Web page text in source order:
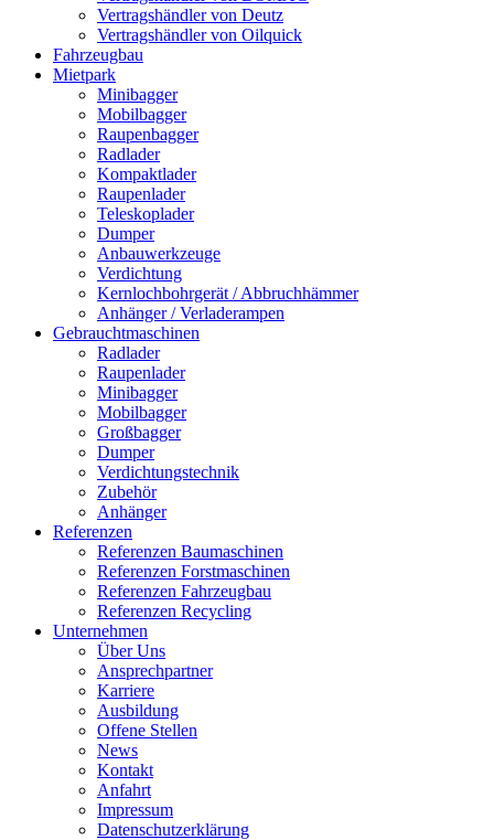
Vertragshändler von Deutz
Vertragshändler von Oilquick
Fahrzeugbau
Mietpark
Minibagger
Mobilbagger
Raupenbagger
Radlader
Kompaktlader
Raupenlader
Teleskoplader
Dumper
Anbauwerkzeuge
Verdichtung
Kernlochbohrgerät / Abbruchhämmer
Anhänger / Verladerampen
Gebrauchtmaschinen
Radlader
Raupenlader
Minibagger
Mobilbagger
Großbagger
Dumper
Verdichtungstechnik
Zubehör
Anhänger
Referenzen
Referenzen Baumaschinen
Referenzen Forstmaschinen
Referenzen Fahrzeugbau
Referenzen Recycling
Unternehmen
Über Uns
Ansprechpartner
Karriere
Ausbildung
Offene Stellen
News
Kontakt
Anfahrt
Impressum
Datenschutzerklärung